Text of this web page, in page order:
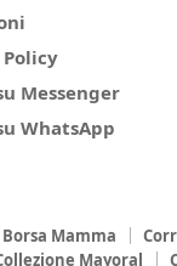
Messenger
WhatsApp
Borsa Mamma
Mayoral